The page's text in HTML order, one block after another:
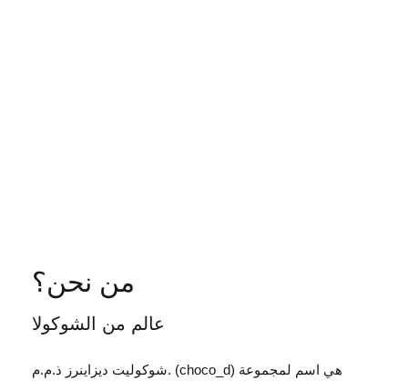
من نحن؟
عالم من الشوكولا
شوكوليت ديزاينرز ذ.م.م. (choco_d) هي اسم لمجموعة